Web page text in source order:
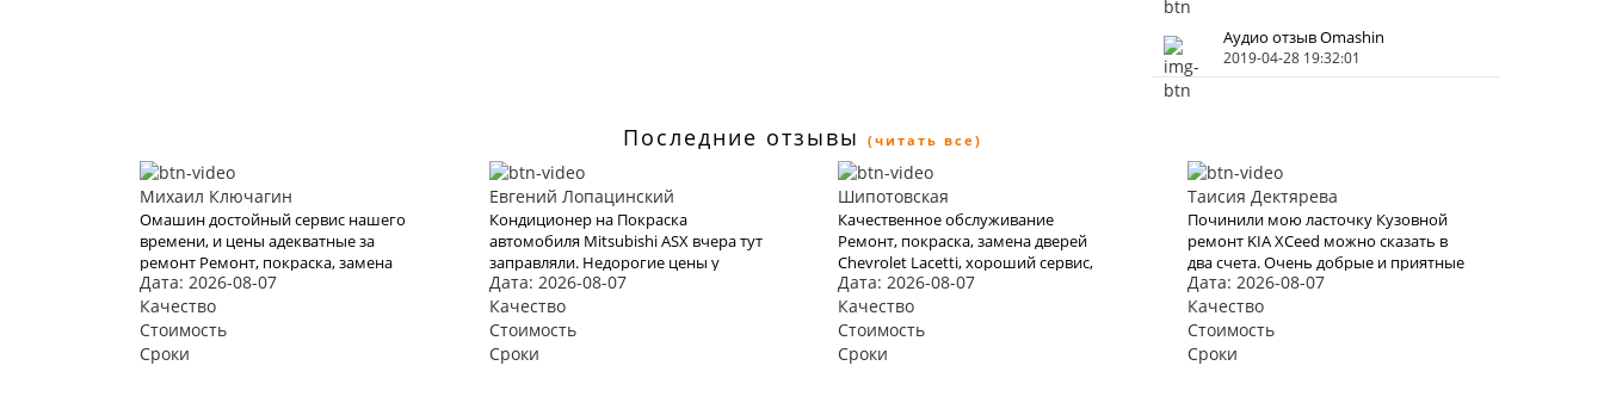
Аудио отзыв Omashin
2019-04-28 19:32:01
Последние отзывы (читать все)
Михаил Ключагин
Омашин достойный сервис нашего
времени, и цены адекватные за
ремонт Ремонт, покраска, замена
дверей Volkswagen Tiguan, и
качество соответственно.
Дата: 2026-08-07
Качество
Стоимость
Сроки
Евгений Лопацинский
Кондиционер на Покраска
автомобиля Mitsubishi ASX вчера тут
заправляли. Недорогие цены у
ребят, общаются вежливо.
Кондиционер работает лучше
прежнего. Не зря заехала, довольна
осталась.
Дата: 2026-08-07
Качество
Стоимость
Сроки
Шипотовская
Качественное обслуживание
Ремонт, покраска, замена дверей
Chevrolet Lacetti, хороший сервис,
парни молодцы. машину мою
привели в полный порядок. не
ломалась еще тьфу тьфу после
ремонта ни разу.
Дата: 2026-08-07
Качество
Стоимость
Сроки
Таисия Дектярева
Починили мою ласточку Кузовной
ремонт KIA XCeed можно сказать в
два счета. Очень добрые и приятные
ребята и цены очень хорошие.
Дата: 2026-08-07
Качество
Стоимость
Сроки